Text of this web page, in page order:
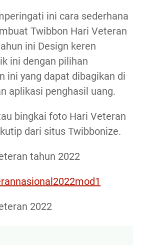
ini cara sederhana
Twibbon Hari Veteran
ini Design keren
ini dengan pilihan
ini yang dapat dibagikan di
aplikasi penghasil uang.
bingkai foto Hari Veteran
dari situs Twibbonize.
tahun 2022
2022